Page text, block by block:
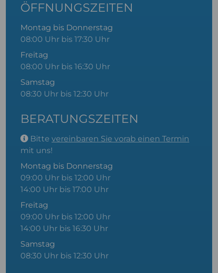
ÖFFNUNGSZEITEN
Montag bis Donnerstag
08:00 Uhr bis 17:30 Uhr
Freitag
08:00 Uhr bis 16:30 Uhr
Samstag
08:30 Uhr bis 12:30 Uhr
BERATUNGSZEITEN
Bitte vereinbaren Sie vorab einen Termin
mit uns!
Montag bis Donnerstag
09:00 Uhr bis 12:00 Uhr
14:00 Uhr bis 17:00 Uhr
Freitag
09:00 Uhr bis 12:00 Uhr
14:00 Uhr bis 16:30 Uhr
Samstag
08:30 Uhr bis 12:30 Uhr